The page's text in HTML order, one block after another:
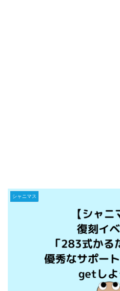
シャニマス